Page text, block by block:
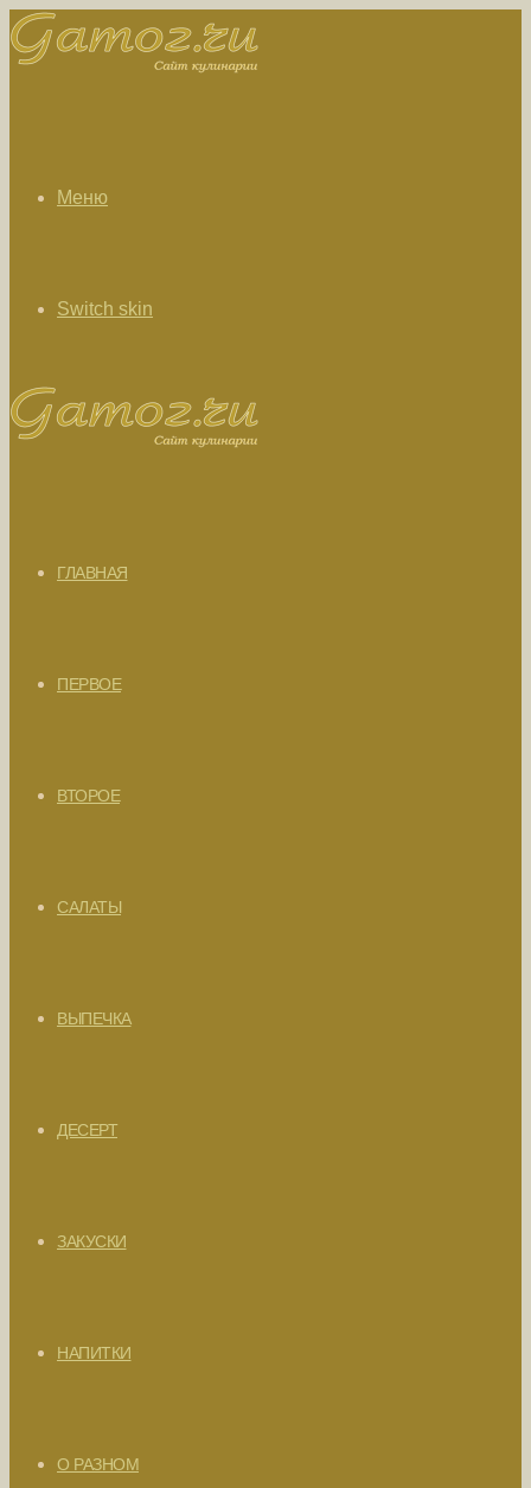
Меню
Switch skin
ГЛАВНАЯ
ПЕРВОЕ
ВТОРОЕ
САЛАТЫ
ВЫПЕЧКА
ДЕСЕРТ
ЗАКУСКИ
НАПИТКИ
О РАЗНОМ